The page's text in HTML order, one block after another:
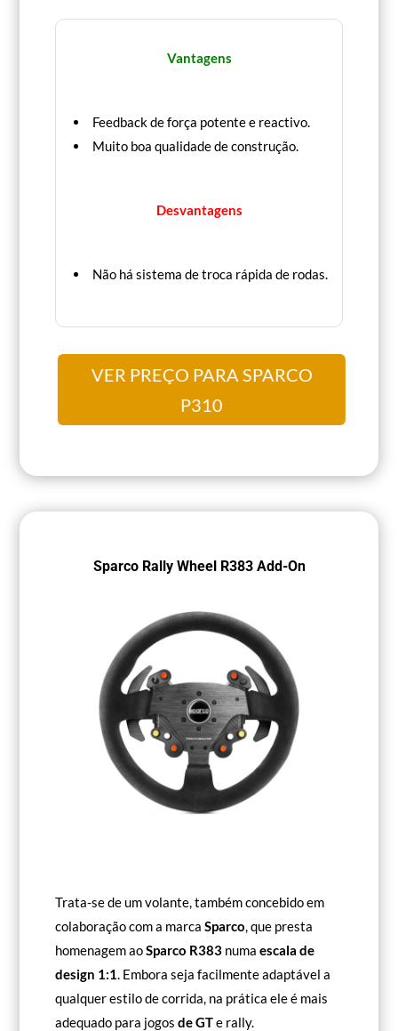
Vantagens
Feedback de força potente e reactivo.
Muito boa qualidade de construção.
Desvantagens
Não há sistema de troca rápida de rodas.
VER PREÇO PARA SPARCO
P310
Sparco Rally Wheel R383 Add-On
Trata-se de um volante, também concebido em
colaboração com a marcaSparco, que presta
homenagem aoSparco R383 numaescala de
design 1:1. Embora seja facilmente adaptável a
qualquer estilo de corrida, na prática ele é mais
adequado para jogosdeGTe rally.